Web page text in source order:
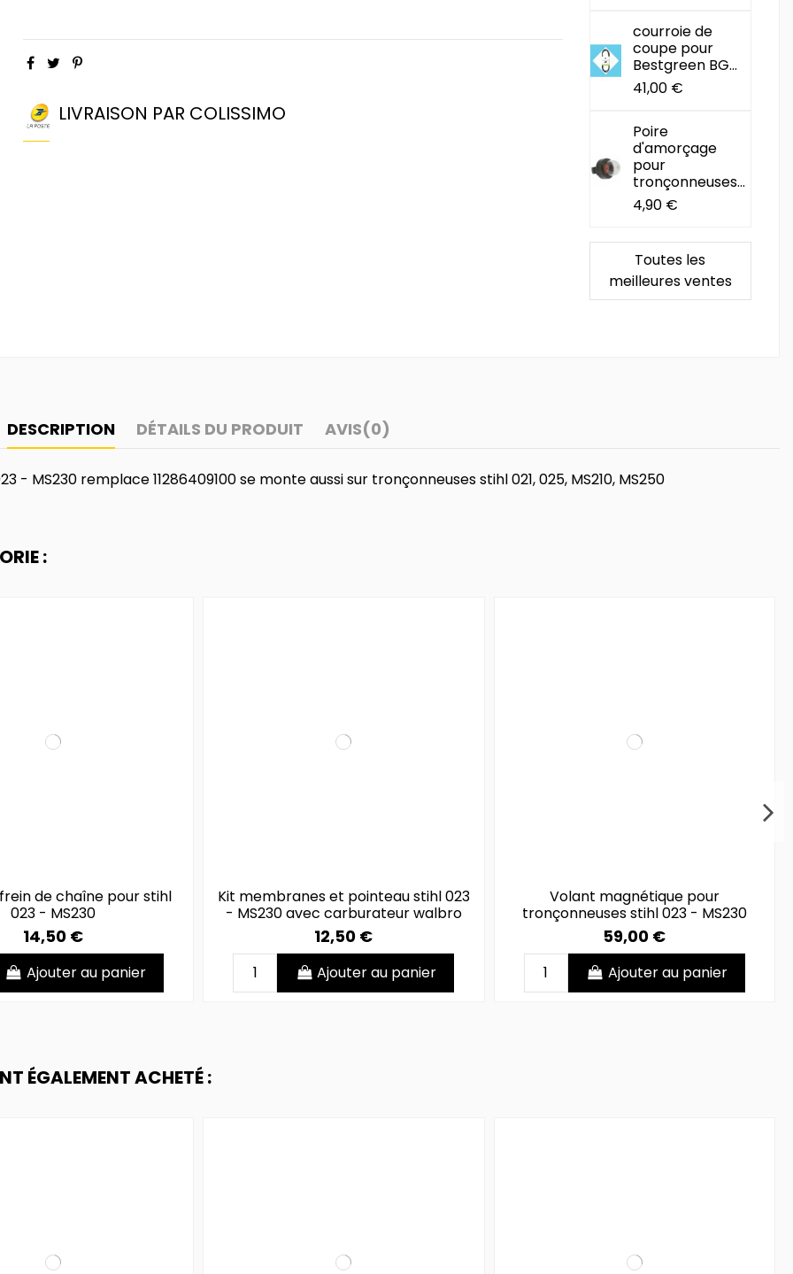
LIVRAISON PAR COLISSIMO
courroie de
coupe pour
Bestgreen BG...
41,00 €
Poire
d'amorçage
pour
tronçonneuses...
4,90 €
Toutes les
meilleures ventes
DESCRIPTION DÉTAILS DU PRODUIT AVIS(0)
MS230 remplace 11286409100 se monte aussi sur tronçonneuses stihl 021, 025, MS210, MS250
:
de chaîne pour stihl
023 - MS230
14,50 €
Ajouter au panier
Kit membranes et pointeau stihl 023
- MS230 avec carburateur walbro
12,50 €
Ajouter au panier
Volant magnétique pour
tronçonneuses stihl 023 - MS230
59,00 €
Ajouter au panier
ÉGALEMENT ACHETÉ :